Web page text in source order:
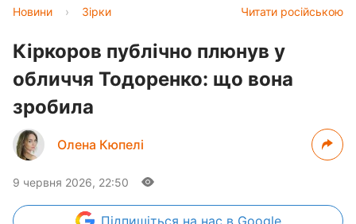
Читати російською
Новини › Зірки
Кіркоров публічно плюнув у
обличчя Тодоренко: що вона
зробила
Олена Кюпелі
9 червня 2026, 22:50
Підпишіться на нас в Google